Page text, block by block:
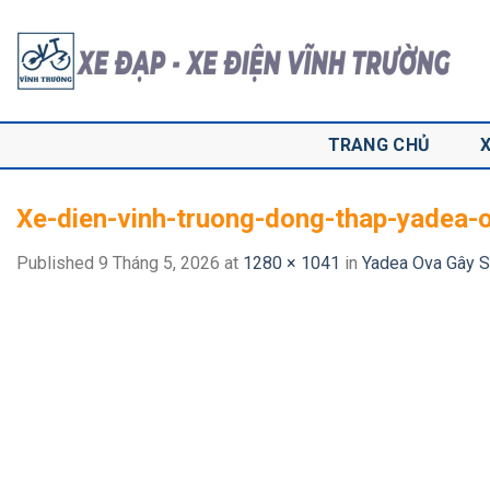
content
TRANG CHỦ
Xe-dien-vinh-truong-dong-thap-
Published 9 Tháng 5, 2026 at 1280 × 1041 in Yadea Ova Gây